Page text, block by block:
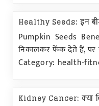
Healthy Seeds: इन
Pumpkin Seeds
निकालकर फेंक देते हैं, पर
Category: health-
Kidney Cancer: क्या